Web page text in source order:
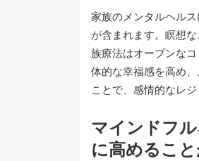
家族のメンタルヘル
が含まれます。瞑想
族療法はオープンな
体的な幸福感を高め
ことで、感情的なレ
マインドフ
に高めるこ